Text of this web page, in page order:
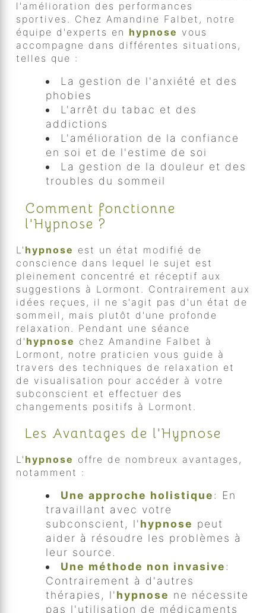
l'amélioration des performances
sportives. Chez Amandine Falbet, notre
équipe d'experts en hypnose vous
accompagne dans différentes situations,
telles que :
La gestion de l'anxiété et des
phobies
L'arrêt du tabac et des
addictions
L'amélioration de la confiance
en soi et de l'estime de soi
La gestion de la douleur et des
troubles du sommeil
Comment fonctionne
l'Hypnose ?
L' hypnose est un état modifié de
conscience dans lequel le sujet est
pleinement concentré et réceptif aux
suggestions à Lormont. Contrairement aux
idées reçues, il ne s'agit pas d'un état de
sommeil, mais plutôt d'une profonde
relaxation. Pendant une séance
d' hypnose chez Amandine Falbet à
Lormont, notre praticien vous guide à
travers des techniques de relaxation et
de visualisation pour accéder à votre
subconscient et effectuer des
changements positifs à Lormont.
Les Avantages de l'Hypnose
L' hypnose offre de nombreux avantages,
notamment :
Une approche holistique: En
travaillant avec votre
subconscient, l'hypnose peut
aider à résoudre les problèmes à
leur source.
Une méthode non invasive:
Contrairement à d'autres
thérapies, l'hypnose ne nécessite
pas l'utilisation de médicaments